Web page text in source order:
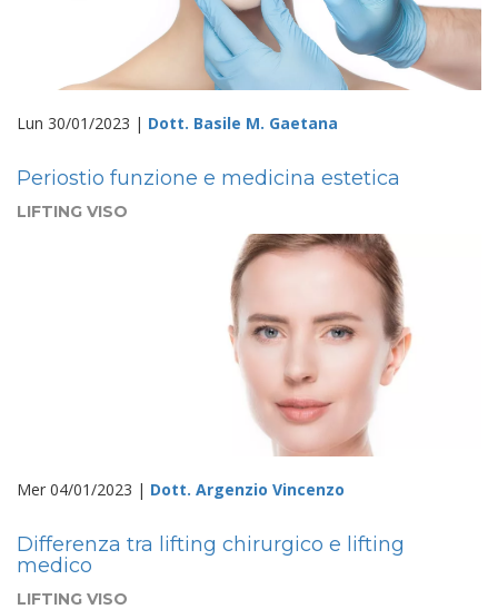
Lun 30/01/2023 | Dott. Basile M. Gaetana
Periostio funzione e medicina estetica
LIFTING VISO
Mer 04/01/2023 | Dott. Argenzio Vincenzo
Differenza tra lifting chirurgico e lifting
medico
LIFTING VISO